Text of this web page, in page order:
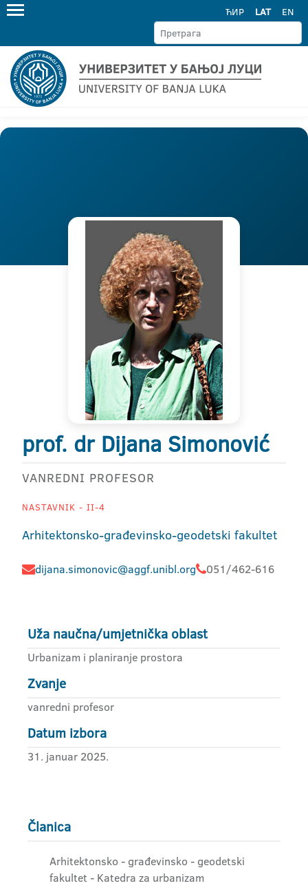
ЋИР LAT EN
prof. dr Dijana Simonović
VANREDNI PROFESOR
NASTAVNIK - II-4
Arhitektonsko-građevinsko-geodetski fakultet
dijana.simonovic@aggf.unibl.org 051/462-616
Uža naučna/umjetnička oblast
Urbanizam i planiranje prostora
Zvanje
vanredni profesor
Datum izbora
31. januar 2025.
Članica
Arhitektonsko - građevinsko - geodetski
fakultet - Katedra za urbanizam